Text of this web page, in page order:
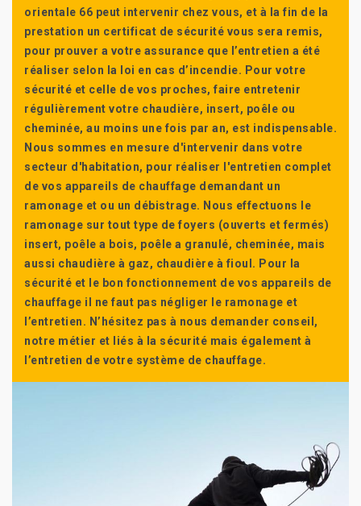
orientale 66 peut intervenir chez vous, et à la fin de la
prestation un certificat de sécurité vous sera remis,
pour prouver a votre assurance que l’entretien a été
réaliser selon la loi en cas d’incendie. Pour votre
sécurité et celle de vos proches, faire entretenir
régulièrement votre chaudière, insert, poêle ou
cheminée, au moins une fois par an, est indispensable.
Nous sommes en mesure d'intervenir dans votre
secteur d'habitation, pour réaliser l'entretien complet
de vos appareils de chauffage demandant un
ramonage et ou un débistrage. Nous effectuons le
ramonage sur tout type de foyers (ouverts et fermés)
insert, poêle a bois, poêle a granulé, cheminée, mais
aussi chaudière à gaz, chaudière à fioul. Pour la
sécurité et le bon fonctionnement de vos appareils de
chauffage il ne faut pas négliger le ramonage et
l’entretien. N’hésitez pas à nous demander conseil,
notre métier et liés à la sécurité mais également à
l’entretien de votre système de chauffage.